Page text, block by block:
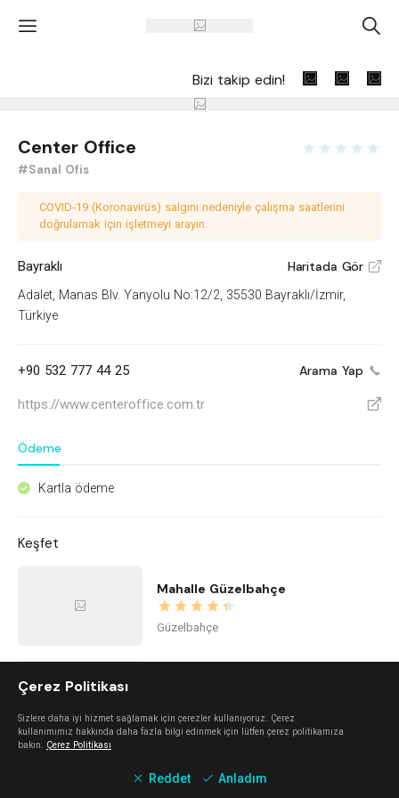
' A
Bizi takip edin!
Center Office
#Sanal Ofis
COVID-19 (Koronavirüs) salgını nedeniyle çalışma saatlerini
doğrulamak için işletmeyi arayın.
Bayraklı Haritada Gör V
Adalet, Manas Blv. Yanyolu No:12/2, 35530 Bayraklı/İzmir,
Türkiye
+90 532 777 44 25 Arama Yap
https://www.centeroffice.com.tr V
Ödeme
^ Kartla ödeme
Keşfet
Mahalle Güzelbahçe
Güzelbahçe
Alaçatı
Hane Alaçatı
Çerez Politikası
Sizlere daha iyi hizmet sağlamak için çerezler kullanıyoruz. Çerez
kullanımımız hakkında daha fazla bilgi edinmek için lütfen çerez politikamıza
bakın. Çerez Politikası
Reddet Anladım